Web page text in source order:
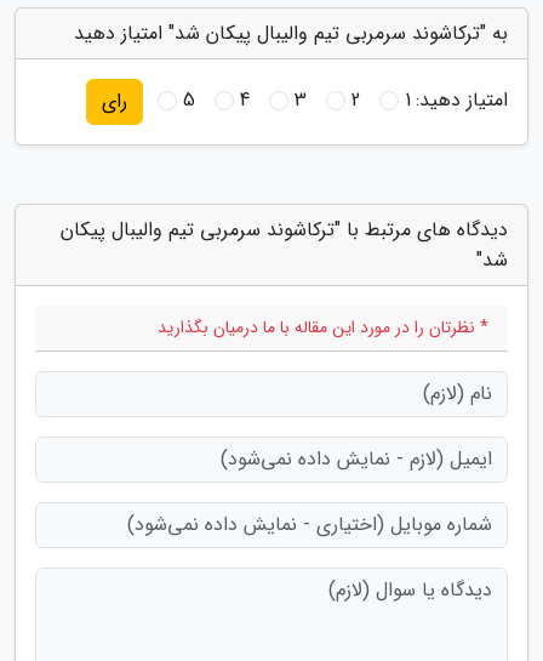
به "ترکاشوند سرمربی تیم والیبال پیکان شد" امتیاز دهید
امتیاز دهید:1
2
3
4
5 رای
دیدگاه های مرتبط با "ترکاشوند سرمربی تیم والیبال پیکان
شد"
* نظرتان را در مورد این مقاله با ما درمیان بگذارید